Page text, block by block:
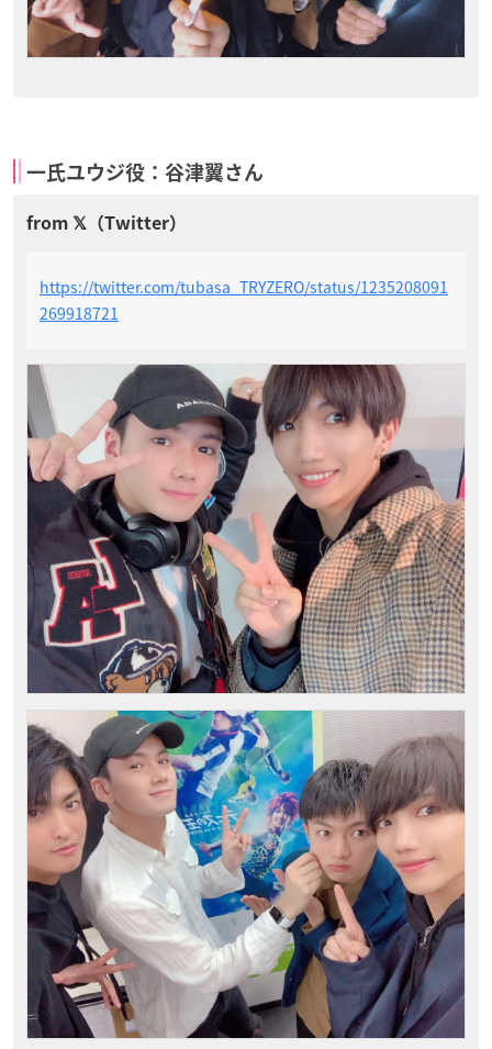
一氏ユウジ役：谷津翼さん
https://twitter.com/tubasa_TRYZERO/status/1235208091
269918721